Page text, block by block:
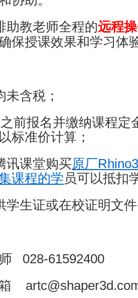
助教老师全程的远程
保授课效果和学习体
未含税；
前报名并缴纳课程定
标准价计算；
讯课堂购买原厂
课程的学 员可以抵扣
学生证或在校证明文
028-61592400